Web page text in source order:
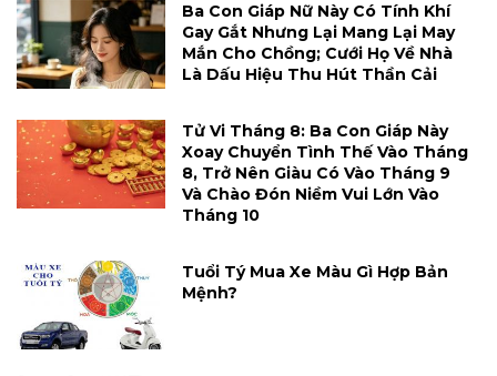
Ba Con Giáp Nữ Này Có Tính Khí
Gay Gắt Nhưng Lại Mang Lại May
Mắn Cho Chồng; Cưới Họ Về Nhà
Là Dấu Hiệu Thu Hút Thần Cải
Tử Vi Tháng 8: Ba Con Giáp Này
Xoay Chuyển Tình Thế Vào Tháng
8, Trở Nên Giàu Có Vào Tháng 9
Và Chào Đón Niềm Vui Lớn Vào
Tháng 10
Tuổi Tý Mua Xe Màu Gì Hợp Bản
Mệnh?